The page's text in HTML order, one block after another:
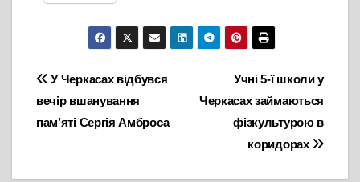
Навігація
записів
Учні 5-ї школи у
Черкасах займаються
фізкультурою в
коридорах
У Черкасах відбувся
вечір вшанування
пам’яті Сергія Амброса